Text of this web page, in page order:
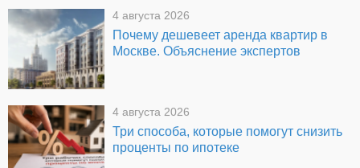
4 августа 2026
Почему дешевеет аренда квартир в
Москве. Объяснение экспертов
4 августа 2026
Три способа, которые помогут снизить
проценты по ипотеке